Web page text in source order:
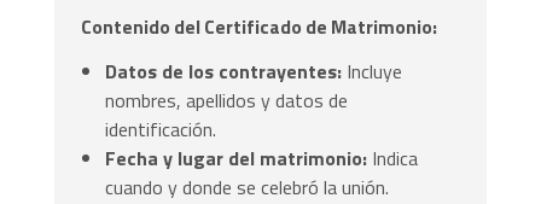
Contenido del Certificado de Matrimonio:
Datos de los contrayentes: Incluye
nombres, apellidos y datos de
identificación.
Fecha y lugar del matrimonio: Indica
cuando y donde se celebró la unión.